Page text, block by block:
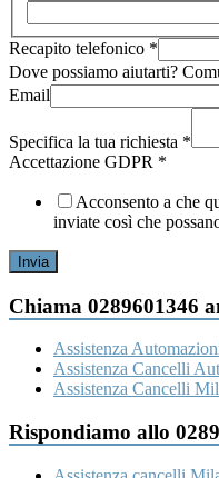
Recapito telefonico *
Dove possiamo aiutarti?
Email
Email
Dove
Specifica la tua richiesta *
Accettazione GDPR *
Acconsento a che
inviate così che
Invia
Chiama 0289601346
Assistenza
Assistenza Cancelli
Assistenza Cancelli
Rispondiamo allo